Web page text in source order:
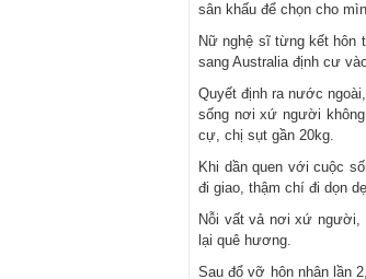
sân khấu để chọn cho
Nữ nghệ sĩ từng kết hôn
sang Australia định cư
Quyết định ra nước
sống nơi xứ người
cự, chị sụt gần 20kg.
Khi dần quen với cuộc
đi giao, thậm chí đi dọn
Nỗi vất vả nơi xứ người,
lại quê hương.
Sau đổ vỡ hôn nhân lần